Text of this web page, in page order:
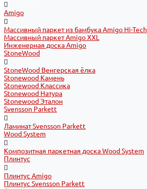
Amigo
Массивный паркет из бамбука Amigo Hi-Tech
Массивный паркет Amigo XXL
Инженерная доска Amigo
StoneWood
StoneWood Венгерская ёлка
Stonewood Камень
Stonewood Классика
Stonewood Натура
Stonewood Эталон
Svensson Parkett
Ламинат Svensson Parkett
Wood System
Композитная паркетная доска Wood System
Плинтус
Плинтус Amigo
Плинтус Svensson Parkett